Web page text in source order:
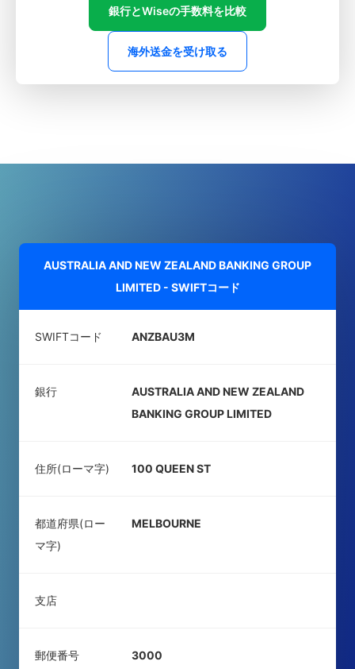
銀行とWiseの手数料を比較
海外送金を受け取る
AUSTRALIA AND NEW ZEALAND BANKING GROUP
LIMITED - SWIFTコード
SWIFTコード ANZBAU3M
銀行
AUSTRALIA AND NEW ZEALAND
BANKING GROUP LIMITED
住所(ローマ字) 100 QUEEN ST
都道府県(ロー
マ字)
MELBOURNE
支店
郵便番号 3000